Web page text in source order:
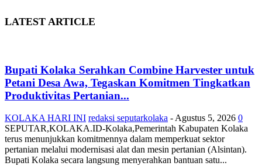
LATEST ARTICLE
Bupati Kolaka Serahkan Combine Harvester untuk
Petani Desa Awa, Tegaskan Komitmen Tingkatkan
Produktivitas Pertanian...
KOLAKA HARI INI redaksi seputarkolaka - Agustus 5, 2026 0
SEPUTAR,KOLAKA.ID-Kolaka,Pemerintah Kabupaten Kolaka
terus menunjukkan komitmennya dalam memperkuat sektor
pertanian melalui modernisasi alat dan mesin pertanian (Alsintan).
Bupati Kolaka secara langsung menyerahkan bantuan satu...